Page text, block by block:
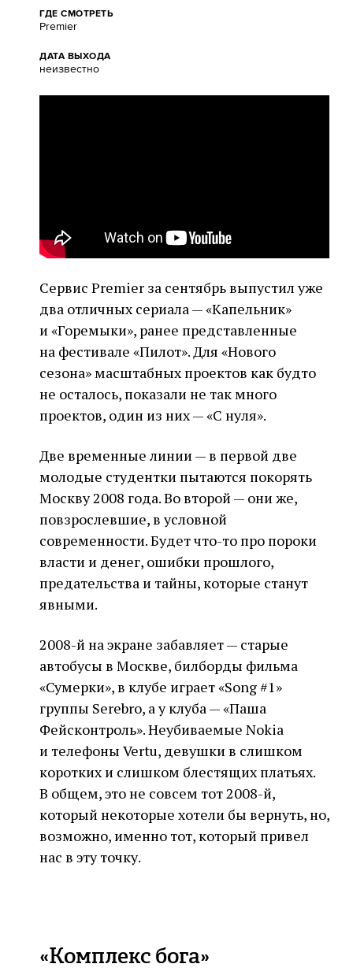
ГДЕ СМОТРЕТЬ
Premier
ДАТА ВЫХОДА
неизвестно
Сервис Premier за сентябрь выпустил уже
два отличных сериала — «Капельник»
и «Горемыки», ранее представленные
на фестивале «Пилот». Для «Нового
сезона» масштабных проектов как будто
не осталось, показали не так много
проектов, один из них — «С нуля».
Две временные линии — в первой две
молодые студентки пытаются покорять
Москву 2008 года. Во второй — они же,
повзрослевшие, в условной
современности. Будет что-то про пороки
власти и денег, ошибки прошлого,
предательства и тайны, которые станут
явными.
2008-й на экране забавляет — старые
автобусы в Москве, билборды фильма
«Сумерки», в клубе играет «Song #1»
группы Serebro, а у клуба — «Паша
Фейсконтроль». Неубиваемые Nokia
и телефоны Vertu, девушки в слишком
коротких и слишком блестящих платьях.
В общем, это не совсем тот 2008-й,
который некоторые хотели бы вернуть, но,
возможно, именно тот, который привел
нас в эту точку.
«Комплекс бога»